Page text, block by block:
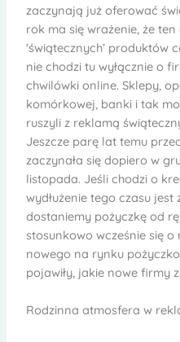
zaczynają już oferować
rok ma się wrażenie, że
'świątecznych’ produktów
nie chodzi tu wyłącznie o
chwilówki online. Sklepy,
komórkowej, banki i tak
ruszyli z reklamą
Jeszcze parę lat temu
zaczynała się dopiero w
listopada. Jeśli chodzi o
wydłużenie tego czasu jest
dostaniemy pożyczkę od
stosunkowo wcześnie się
nowego na rynku
pojawiły, jakie nowe firmy
Rodzinna atmosfera w